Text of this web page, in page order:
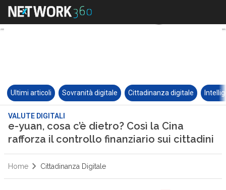
Ultimi articoli Sovranità digitale Cittadinanza digitale
VALUTE DIGITALI
e-yuan, cosa c’è dietro? Così la Cina
rafforza il controllo finanziario sui cittadini
Home Cittadinanza Digitale